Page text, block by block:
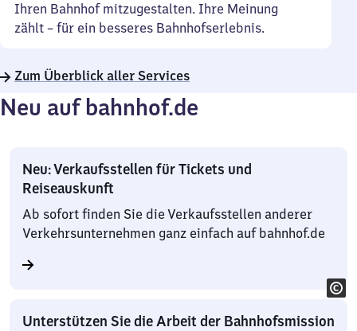
Ihren Bahnhof mitzugestalten. Ihre Meinung
zählt – für ein besseres Bahnhofserlebnis.
Zum Überblick aller Services
Neu auf bahnhof.de
Neu: Verkaufsstellen für Tickets und
Reiseauskunft
Ab sofort finden Sie die Verkaufsstellen anderer
Verkehrsunternehmen ganz einfach auf bahnhof.de
Unterstützen Sie die Arbeit der Bahnhofsmission